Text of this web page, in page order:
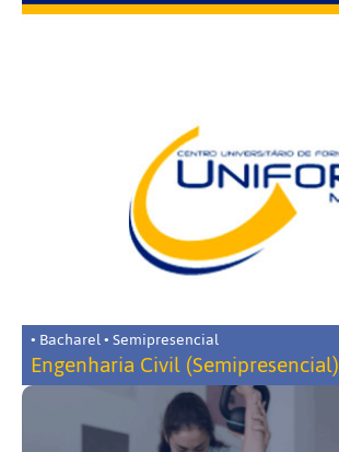
• Bacharel • Semipresencial
Engenharia Civil (Semipresencial)